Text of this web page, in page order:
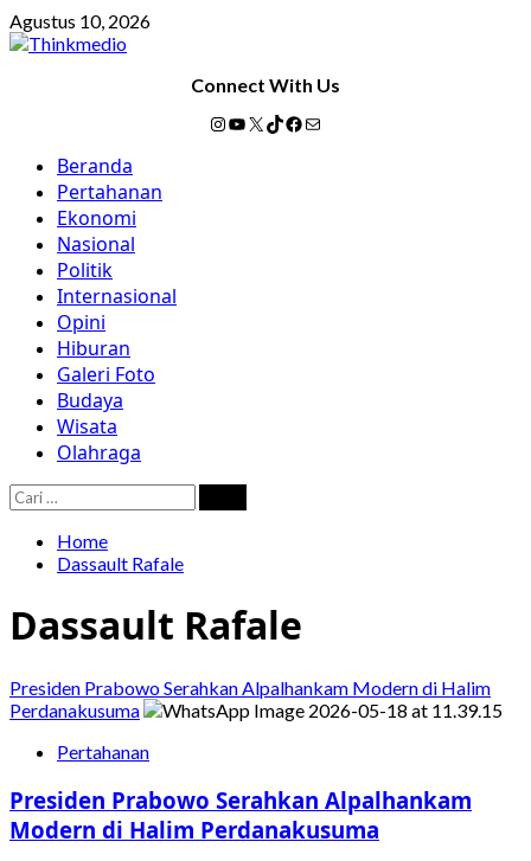
Skip
to
Agustus 10, 2026
Connect With Us
Instagram
YouTube
X TikTok
Facebook
Mail
Primary
Menu
Beranda
Pertahanan
Ekonomi
Nasional
Politik
Internasional
Opini
Hiburan
Galeri Foto
Budaya
Wisata
Olahraga
Cari
untuk:
Home
Dassault Rafale
Dassault Rafale
Presiden Prabowo Serahkan Alpalhankam Modern di Halim
Perdanakusuma
Pertahanan
Presiden Prabowo Serahkan Alpalhankam
Modern di Halim Perdanakusuma